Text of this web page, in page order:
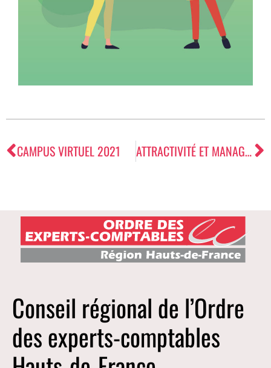
CAMPUS VIRTUEL 2021 ATTRACTIVITÉ ET MANAGEMENT – 1. RECRUTEMENT
Conseil régional de l’Ordre
des experts-comptables